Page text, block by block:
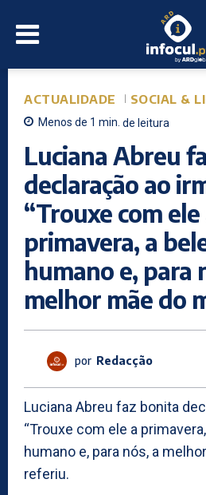
ACTUALIDADE SOCIAL &
Menos de 1 min. de leitura
Luciana Abreu
declaração ao
“Trouxe com ele
primavera, a
humano e, para
melhor mãe do
por Redacção
Luciana Abreu faz bonita
“Trouxe com ele a
humano e, para nós, a
referiu.